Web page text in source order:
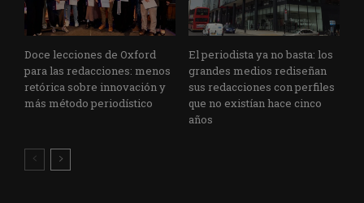
Doce lecciones de Oxford
para las redacciones: menos
retórica sobre innovación y
más método periodístico
El periodista ya no basta: los
grandes medios rediseñan
sus redacciones con perfiles
que no existían hace cinco
años